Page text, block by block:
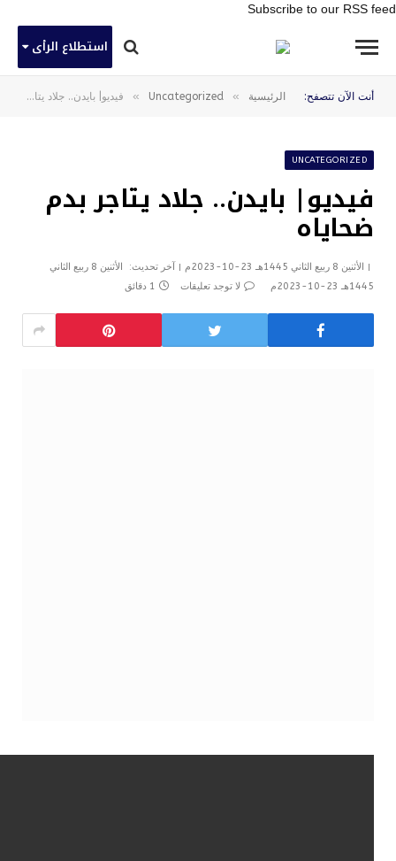
Subscribe to our RSS feed
استطلاع الرأى
أنت الآن تتصفح: الرئيسية »
Uncategorized
» فيديو| بايدن.. جلاد يتاجر بدم ضحاياه
UNCATEGORIZED
فيديو| بايدن.. جلاد يتاجر بدم
ضحاياه
الأثنين 8 ربيع الثاني 1445هـ 23-10-2023م آخر تحديث:
الأثنين 8 ربيع الثاني
1445هـ 23-10-2023م
لا توجد تعليقات 1 دقائق